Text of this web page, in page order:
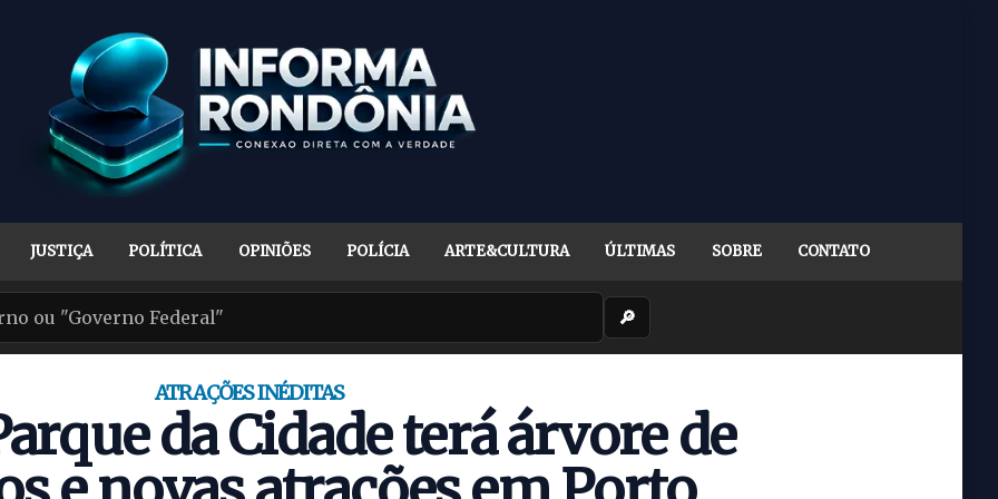
JUSTIÇA POLÍTICA OPINIÕES POLÍCIA ARTE&CULTURA ÚLTIMAS SOBRE CONTATO
🔎
ATRAÇÕES INÉDITAS
da Cidade terá árvore de